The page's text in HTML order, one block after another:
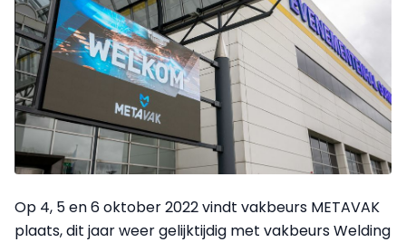
Op 4, 5 en 6 oktober 2022 vindt vakbeurs METAVAK
plaats, dit jaar weer gelijktijdig met vakbeurs Welding